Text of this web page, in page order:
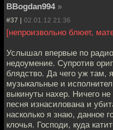
BBogdan994 »
#37 | 02.01.12 21:36
[непроизвольно блюет,
Услышал впервые по
недоумение. Супротив
блядство. Да чего уж там,
музыкальные и
выкинуты нахер. Ничего
песня изнасилована и
насколько я знаю, данное
клочья. Господи, куда